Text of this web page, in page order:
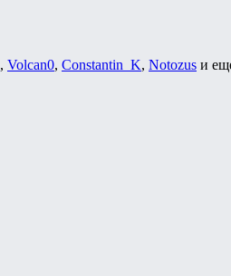
, Volcan0, Constantin_K, Notozus и